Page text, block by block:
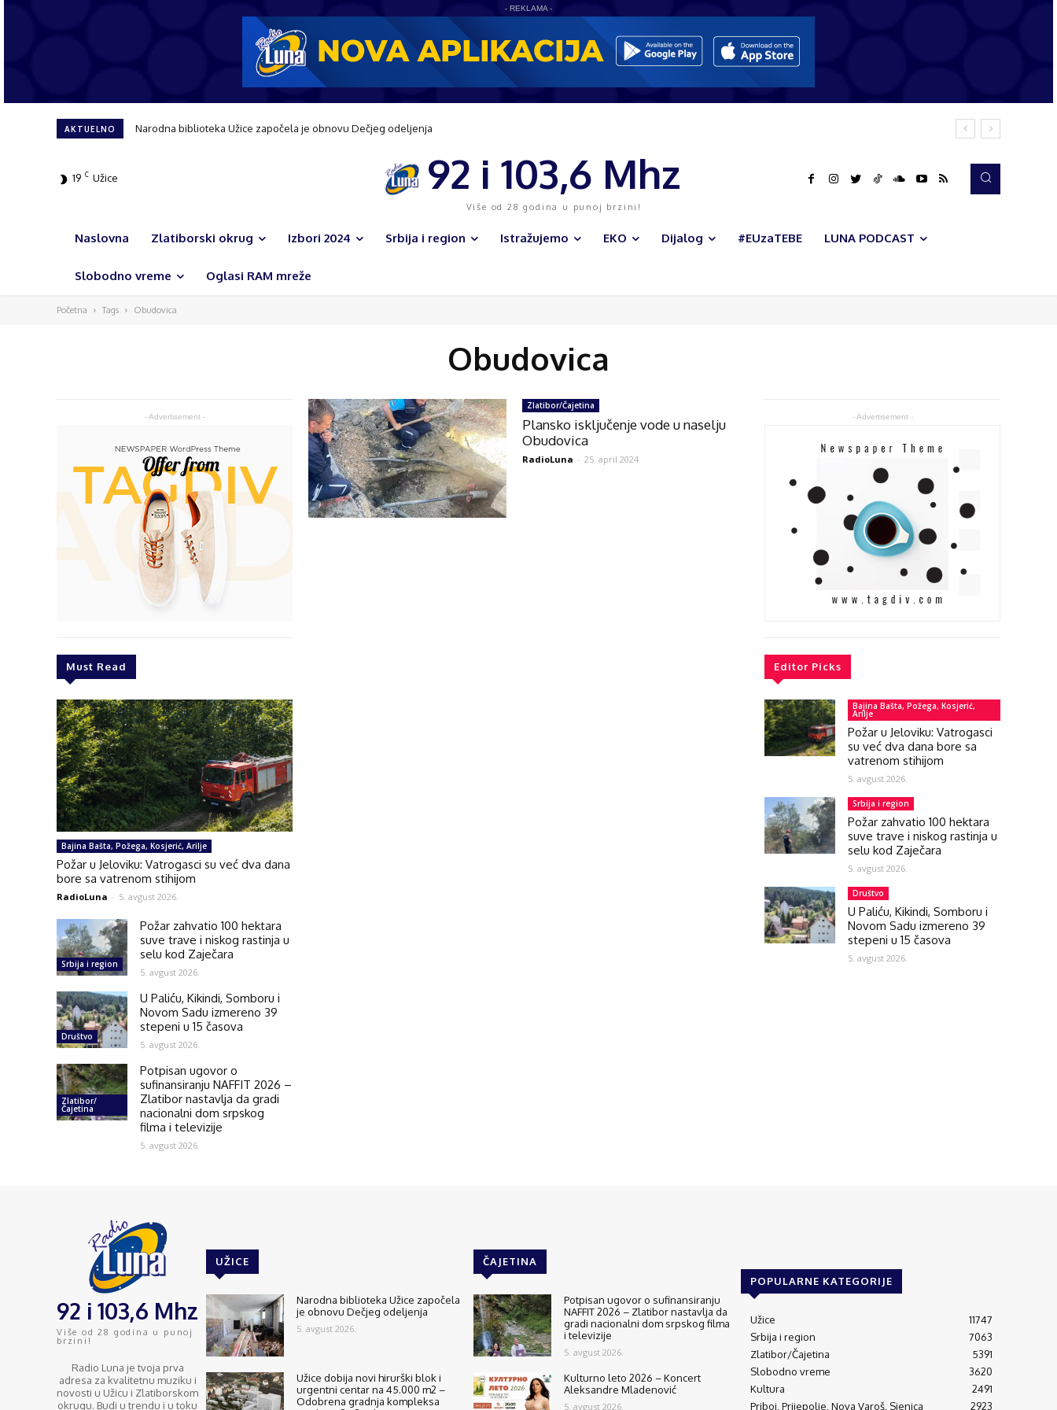
- REKLAMA -
AKTUELNO Narodna biblioteka Užice započela je obnovu Dečjeg odeljenja
19 C Užice 92 i 103,6 Mhz
Više od 28 godina u punoj brzini!
Naslovna Zlatiborski okrug Izbori 2024 Srbija i region Istražujemo EKO Dijalog #EUzaTEBE LUNA PODCAST
Slobodno vreme Oglasi RAM mreže
Početna Tags Obudovica
Obudovica
- Advertisement -
Must Read
Bajina Bašta, Požega, Kosjerić, Arilje
Požar u Jeloviku: Vatrogasci su već dva dana
bore sa vatrenom stihijom
RadioLuna - 5. avgust 2026.
Srbija i region
Požar zahvatio 100 hektara
suve trave i niskog rastinja u
selu kod Zaječara
5. avgust 2026.
Društvo
U Paliću, Kikindi, Somboru i
Novom Sadu izmereno 39
stepeni u 15 časova
5. avgust 2026.
Zlatibor/
Čajetina
Potpisan ugovor o
sufinansiranju NAFFIT 2026 –
Zlatibor nastavlja da gradi
nacionalni dom srpskog
filma i televizije
5. avgust 2026.
Zlatibor/Čajetina
Plansko isključenje vode u naselju
Obudovica
RadioLuna - 25. april 2024.
- Advertisement -
Editor Picks
Bajina Bašta, Požega, Kosjerić,
Arilje
Požar u Jeloviku: Vatrogasci
su već dva dana bore sa
vatrenom stihijom
5. avgust 2026.
Srbija i region
Požar zahvatio 100 hektara
suve trave i niskog rastinja u
selu kod Zaječara
5. avgust 2026.
Društvo
U Paliću, Kikindi, Somboru i
Novom Sadu izmereno 39
stepeni u 15 časova
5. avgust 2026.
92 i 103,6 Mhz
Više od 28 godina u punoj
brzini!
Radio Luna je tvoja prva
adresa za kvalitetnu muziku i
novosti u Užicu i Zlatiborskom
okrugu. Budi u trendu i u toku
UŽICE
Narodna biblioteka Užice započela
je obnovu Dečjeg odeljenja
5. avgust 2026.
Užice dobija novi hirurški blok i
urgentni centar na 45.000 m2 –
Odobrena gradnja kompleksa
ČAJETINA
Potpisan ugovor o sufinansiranju
NAFFIT 2026 – Zlatibor nastavlja da
gradi nacionalni dom srpskog filma
i televizije
5. avgust 2026.
Kulturno leto 2026 – Koncert
Aleksandre Mladenović
5. avgust 2026.
POPULARNE KATEGORIJE
Užice
11747
Srbija i region
7063
Zlatibor/Čajetina
5391
Slobodno vreme
3620
Kultura
2491
Priboj, Prijepolje, Nova Varoš, Sjenica
2923